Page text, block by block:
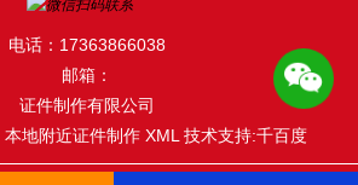
电话：17363866038
邮箱：
证件制作有限公司
地附近证件制作XML 技术支持:千百度